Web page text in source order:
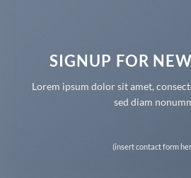
SIGNUP FOR
Lorem ipsum dolor sit amet,
sed diam
(insert contact form